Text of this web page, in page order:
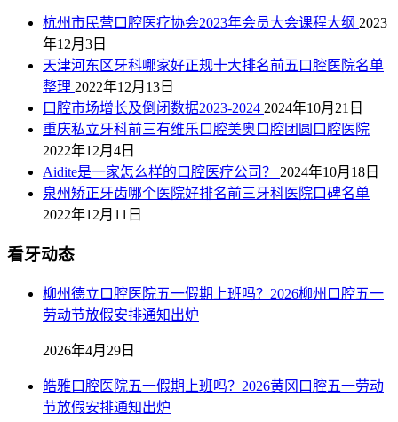
杭州市民营口腔医疗协会2023年会员大会课程大纲 2023
年12月3日
天津河东区牙科哪家好正规十大排名前五口腔医院名单
整理 2022年12月13日
口腔市场增长及倒闭数据2023-2024 2024年10月21日
重庆私立牙科前三有维乐口腔美奥口腔团圆口腔医院
2022年12月4日
Aidite是一家怎么样的口腔医疗公司？ 2024年10月18日
泉州矫正牙齿哪个医院好排名前三牙科医院口碑名单
2022年12月11日
看牙动态
柳州德立口腔医院五一假期上班吗？2026柳州口腔五一
劳动节放假安排通知出炉
2026年4月29日
皓雅口腔医院五一假期上班吗？2026黄冈口腔五一劳动
节放假安排通知出炉